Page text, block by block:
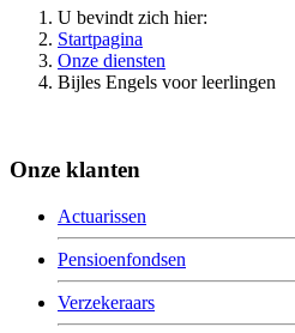
U bevindt zich hier:
Startpagina
Onze diensten
Bijles Engels voor leerlingen
Onze klanten
Actuarissen
Pensioenfondsen
Verzekeraars